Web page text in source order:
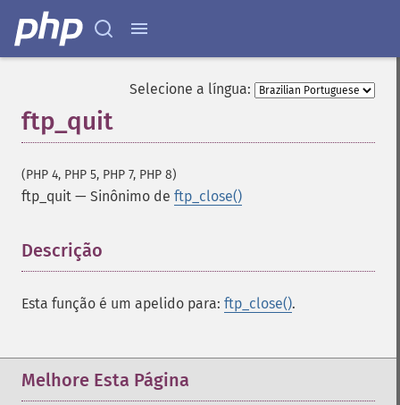
Selecione a língua:
ftp_quit
(PHP 4, PHP 5, PHP 7, PHP 8)
ftp_quit — Sinônimo de ftp_close()
Descrição
Esta função é um apelido para: ftp_close().
Melhore Esta Página